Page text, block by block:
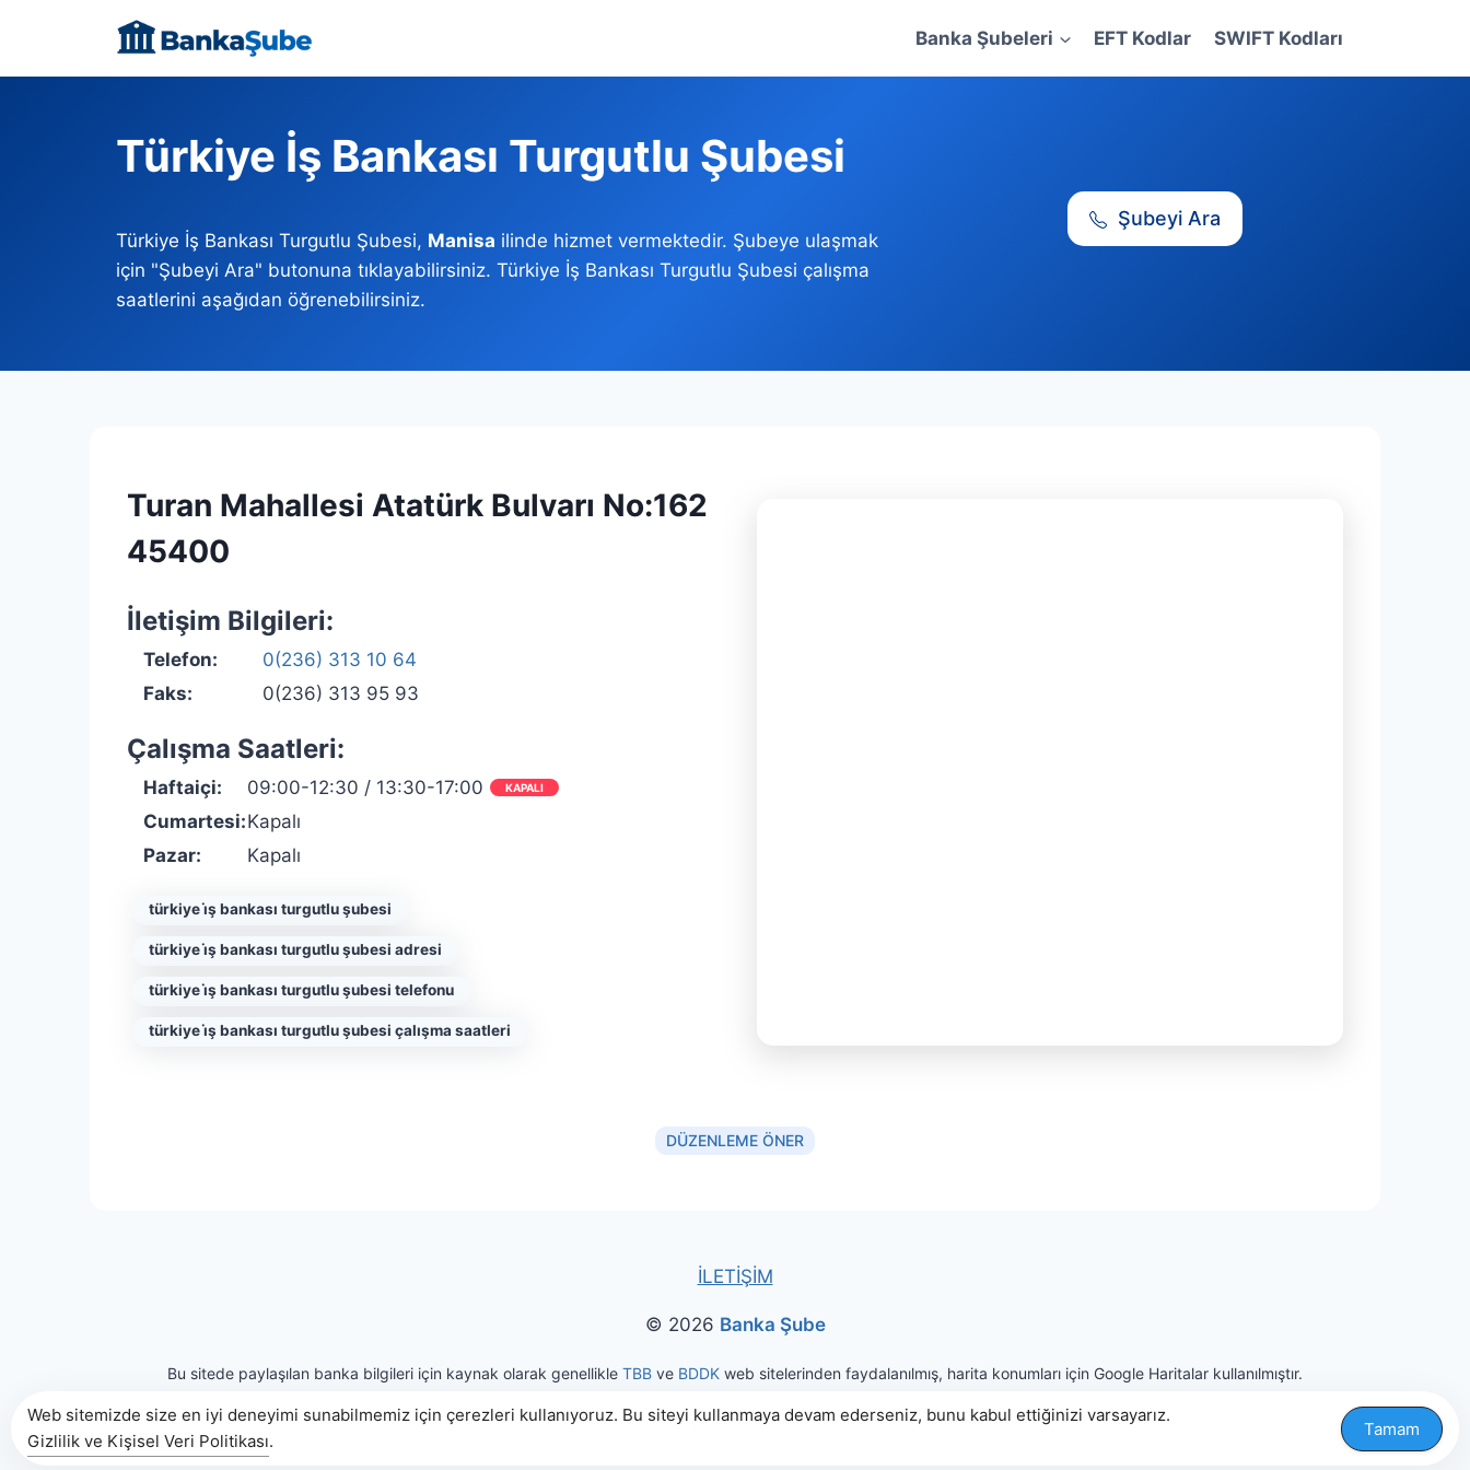
content
Banka Şubeleri EFT Kodlar SWIFT Kodları
Türkiye İş Bankası Turgutlu Şubesi
Türkiye İş Bankası Turgutlu Şubesi, Manisa ilinde hizmet vermektedir. Şubeye ulaşmak
için "Şubeyi Ara" butonuna tıklayabilirsiniz. Türkiye İş Bankası Turgutlu Şubesi çalışma
saatlerini aşağıdan öğrenebilirsiniz.
Şubeyi Ara
Turan Mahallesi Atatürk Bulvarı No:162
45400
İletişim Bilgileri:
Telefon:
0(236) 313 10 64
Faks:
0(236) 313 95 93
Çalışma Saatleri:
Haftaiçi: 09:00-12:30 / 13:30-17:00 KAPALI
Cumartesi:Kapalı
Pazar:
Kapalı
türkiye i̇ş bankası turgutlu şubesi
türkiye i̇ş bankası turgutlu şubesi adresi
türkiye i̇ş bankası turgutlu şubesi telefonu
türkiye i̇ş bankası turgutlu şubesi çalışma saatleri
DÜZENLEME ÖNER
İLETİŞİM
© 2026 Banka Şube
Bu sitede paylaşılan banka bilgileri için kaynak olarak genellikle TBB ve BDDK web sitelerinden faydalanılmış, harita konumları için Google Haritalar kullanılmıştır.
Kullanım Koşulları|Gizlilik ve Kişisel Veri Politikası
Web sitemizde size en iyi deneyimi sunabilmemiz için çerezleri kullanıyoruz. Bu siteyi kullanmaya devam ederseniz, bunu kabul ettiğinizi varsayarız.
Gizlilik ve Kişisel Veri Politikası.
Tamam